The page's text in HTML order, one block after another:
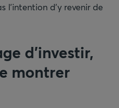
l’intention d’y revenir de
d’investir,
montrer